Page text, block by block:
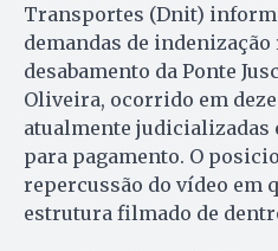
Transportes (Dnit)
demandas de
desabamento da Ponte
Oliveira, ocorrido em
atualmente judicializadas
para pagamento. O
repercussão do vídeo em
estrutura filmado de